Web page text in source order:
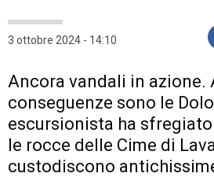
3 ottobre 2024 - 14:10
Ancora vandali in azione.
conseguenze sono le
escursionista ha
le rocce delle Cime di
custodiscono